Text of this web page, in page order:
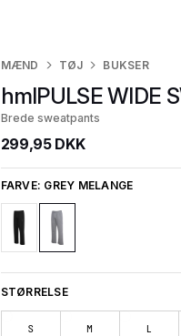
MÆND TØJ BUKSER
hmlPULSE WIDE
Brede sweatpants
299,95 DKK
FARVE: GREY MELANGE
STØRRELSE
S M L